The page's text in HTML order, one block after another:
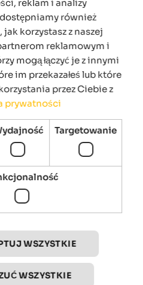
and nature offers
To the hotel
and environs
reklam i analizy
również
korzystasz z naszej
reklamowym i
mogą łączyć je z innymi
im przekazałeś lub które
przez Ciebie z
prywatności
Targetowanie
WSZYSTKIE
WSZYSTKIE